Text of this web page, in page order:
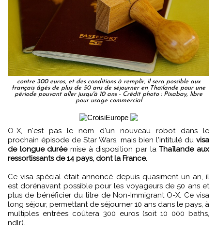
contre 300 euros, et des conditions à remplir, il sera possible aux
français âgés de plus de 50 ans de séjourner en Thaïlande pour une
période pouvant aller jusqu'à 10 ans - Crédit photo : Pixabay, libre
pour usage commercial
O-X, n'est pas le nom d'un nouveau robot dans le
prochain épisode de Star Wars, mais bien l'intitulé du visa
de longue duréemise à disposition par laThaïlande aux
ressortissants de 14 pays, dont la France.
Ce visa spécial était annoncé depuis quasiment un an, il
est dorénavant possible pour les voyageurs de 50 ans et
plus de bénéficier du titre de Non-Immigrant O-X. Ce visa
long séjour, permettant de séjourner 10 ans dans le pays, à
multiples entrées coûtera 300 euros (soit 10 000 baths,
ndlr).